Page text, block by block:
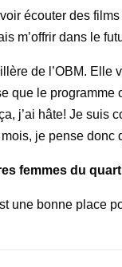
écouter des
m’offrir dans le
de l’OBM. Elle
que le programme
j’ai hâte! Je suis
je pense donc
femmes du
une bonne place